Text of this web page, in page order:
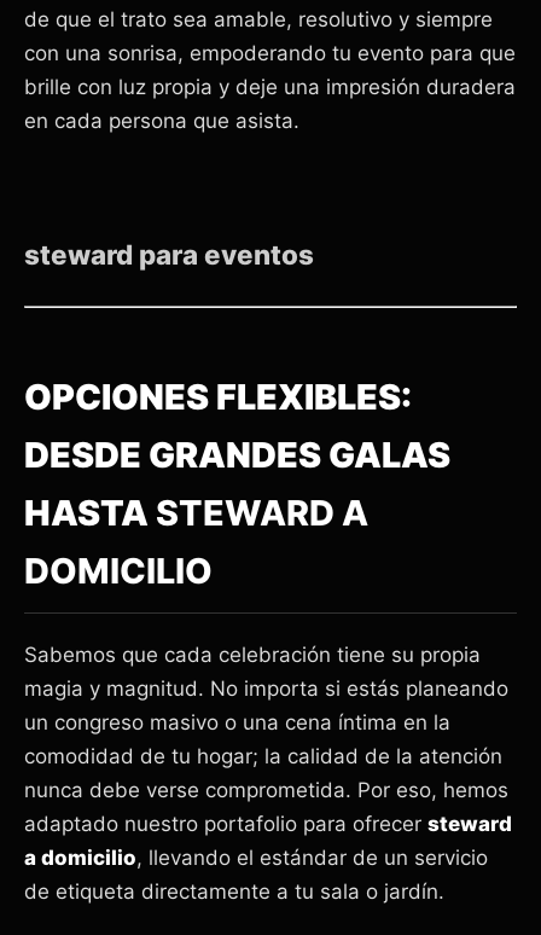
de que el trato sea amable, resolutivo y siempre
con una sonrisa, empoderando tu evento para que
brille con luz propia y deje una impresión duradera
en cada persona que asista.
steward para eventos
OPCIONES FLEXIBLES:
DESDE GRANDES GALAS
HASTA STEWARD A
DOMICILIO
Sabemos que cada celebración tiene su propia
magia y magnitud. No importa si estás planeando
un congreso masivo o una cena íntima en la
comodidad de tu hogar; la calidad de la atención
nunca debe verse comprometida. Por eso, hemos
adaptado nuestro portafolio para ofrecer steward
a domicilio, llevando el estándar de un servicio
de etiqueta directamente a tu sala o jardín.